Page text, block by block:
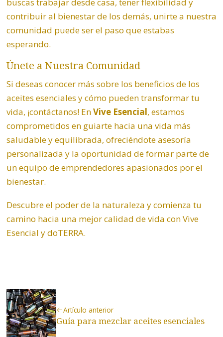
contribuir al bienestar de los demás, unirte a nuestra
comunidad puede ser el paso que estabas
esperando.
Únete a Nuestra Comunidad
Si deseas conocer más sobre los beneficios de los
aceites esenciales y cómo pueden transformar tu
vida, ¡contáctanos! EnVive Esencial, estamos
comprometidos en guiarte hacia una vida más
saludable y equilibrada, ofreciéndote asesoría
personalizada y la oportunidad de formar parte de
un equipo de emprendedores apasionados por el
bienestar.
Descubre el poder de la naturaleza y comienza tu
camino hacia una mejor calidad de vida con Vive
Esencial y doTERRA.
Artículo anterior
Guía para mezclar aceites esenciales